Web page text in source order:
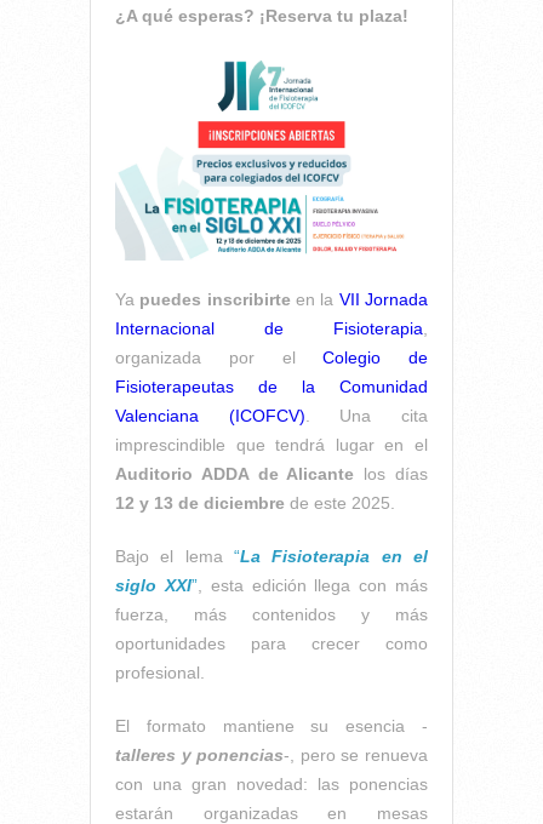
¿A qué esperas? ¡Reserva tu plaza!
Ya puedes inscribirte en la VII Jornada
Internacional de Fisioterapia
organizada por elColegio de
Fisioterapeutas de la Comunidad
Valenciana (ICOFCV) . Una cita
imprescindible que tendrá lugar en el
Auditorio ADDA de Alicante los días
12 y 13 de diciembre de este 2025.
Bajo el lema “La Fisioterapia en el
siglo XXI”, esta edición llega con más
fuerza, más contenidos y más
oportunidades para crecer como
profesional.
El formato mantiene su esencia -
talleres y ponencias-, pero se renueva
con una gran novedad: las ponencias
estarán organizadas en mesas